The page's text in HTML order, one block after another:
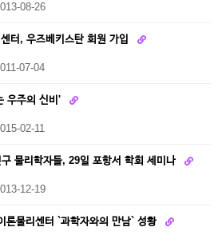
08-26
터, 우즈베키스탄 회원 가입
07-04
우주의 신비'
02-11
물리학자들, 29일 포항서 학회 세미나
12-19
론물리센터 `과학자와의 만남` 성황